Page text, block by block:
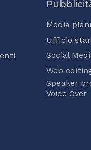
Media
Ufficio
Social
Web
Speaker
Voice Over